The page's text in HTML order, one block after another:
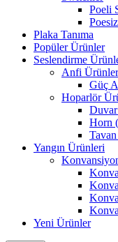
Poeli
Plaka Tanıma
Popüler Ürünler
Seslendirme
Anfi
Güç
Hoparlör
Horn
Yangın Ürünleri
Yeni Ürünler